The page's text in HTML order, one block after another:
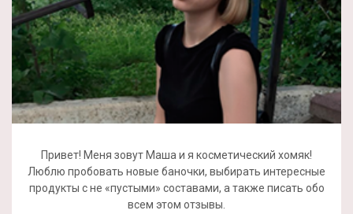
Привет! Меня зовут Маша и я косметический хомяк!
Люблю пробовать новые баночки, выбирать интересные
продукты с не «пустыми» составами, а также писать обо
всем этом отзывы.